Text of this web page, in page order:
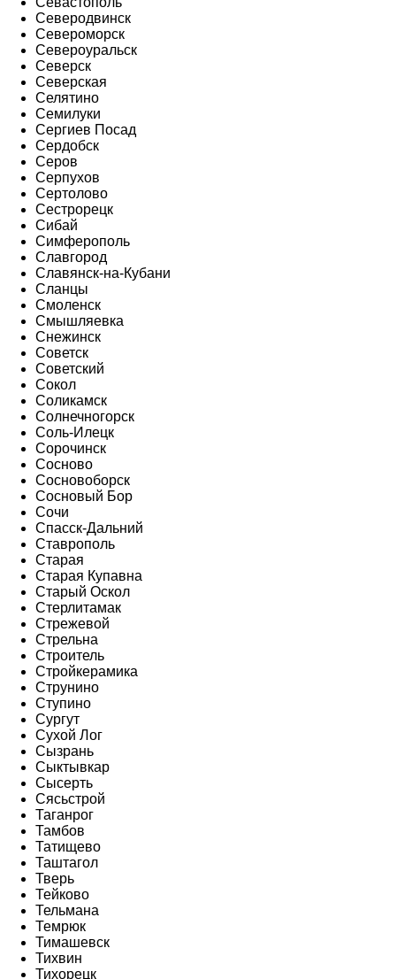
Северодвинск
Североморск
Североуральск
Северск
Северская
Селятино
Семилуки
Сергиев Посад
Сердобск
Серов
Серпухов
Сертолово
Сестрорецк
Сибай
Симферополь
Славгород
Славянск-на-Кубани
Сланцы
Смоленск
Смышляевка
Снежинск
Советск
Советский
Сокол
Соликамск
Солнечногорск
Соль-Илецк
Сорочинск
Сосново
Сосновоборск
Сосновый Бор
Сочи
Спасск-Дальний
Ставрополь
Старая
Старая Купавна
Старый Оскол
Стерлитамак
Стрежевой
Стрельна
Строитель
Стройкерамика
Струнино
Ступино
Сургут
Сухой Лог
Сызрань
Сыктывкар
Сысерть
Сясьстрой
Таганрог
Тамбов
Татищево
Таштагол
Тверь
Тейково
Тельмана
Темрюк
Тимашевск
Тихвин
Тихорецк